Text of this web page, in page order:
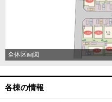
全体区画図
各棟の情報